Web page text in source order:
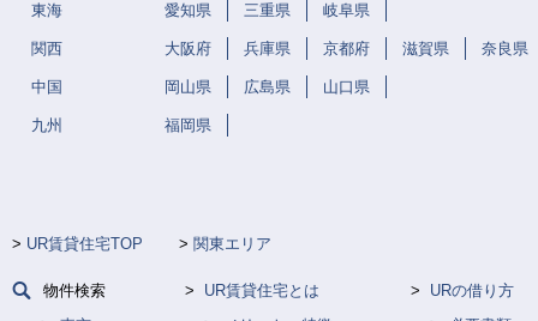
東海 愛知県 三重県 岐阜県
関西 大阪府 兵庫県 京都府 滋賀県 奈良県
中国 岡山県 広島県 山口県
九州 福岡県
UR賃貸住宅TOP 関東エリア
物件検索
UR賃貸住宅とは
URの借り方